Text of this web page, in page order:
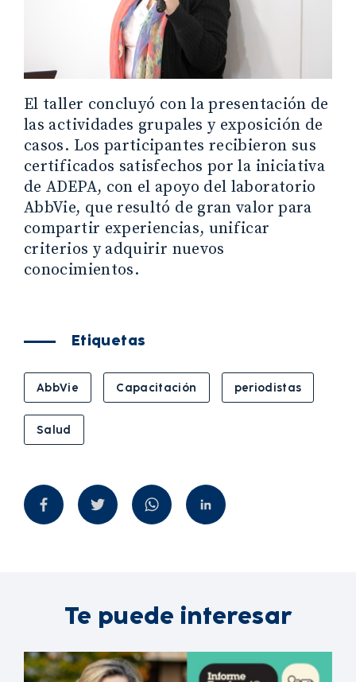
El taller concluyó con la presentación de
las actividades grupales y exposición de
casos. Los participantes recibieron sus
certificados satisfechos por la iniciativa
de ADEPA, con el apoyo del laboratorio
AbbVie, que resultó de gran valor para
compartir experiencias, unificar
criterios y adquirir nuevos
conocimientos.
Etiquetas
AbbVie Capacitación periodistas
Salud
Te puede interesar